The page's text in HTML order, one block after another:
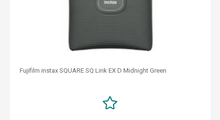
Fujifilm instax SQUARE SQ Link EX D Midnight Green